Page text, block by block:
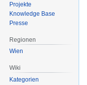
Projekte
Knowledge Base
Presse
Regionen
Wien
Wiki
Kategorien